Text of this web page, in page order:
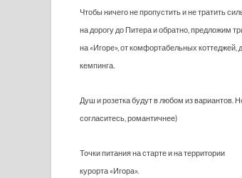
Чтобы ничего не пропустить и не тратить
на дорогу до Питера и обратно, предложим
на «Игоре», от комфортабельных коттеджей,
кемпинга.
Душ и розетка будут в любом из вариантов.
согласитесь, романтичнее)
Точки питания на старте и на территории
курорта «Игора».